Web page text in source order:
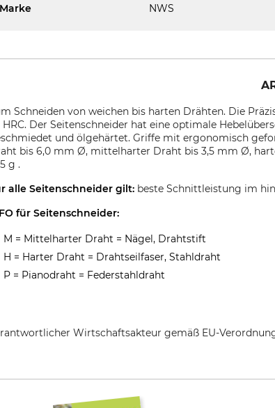
Marke NWS
Schneiden von weichen bis harten Drähten. Die
HRC. Der Seitenschneider hat eine optimale
und ölgehärtet. Griffe mit ergonomisch
bis 6,0 mm Ø, mittelharter Draht bis 3,5 mm Ø,
g .
alle Seitenschneider gilt: beste Schnittleistung im
für Seitenschneider:
M = Mittelharter Draht = Nägel, Drahtstift
H = Harter Draht = Drahtseilfaser, Stahldraht
P = Pianodraht = Federstahldraht
Wirtschaftsakteur gemäß EU-